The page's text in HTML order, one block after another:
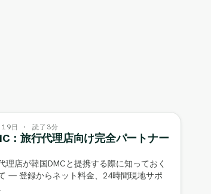
19日 · 読了3分
：旅行代理店向け完全パートナー
理店が韓国DMCと提携する際に知っておく
— 登録からネット料金、24時間現地サポ